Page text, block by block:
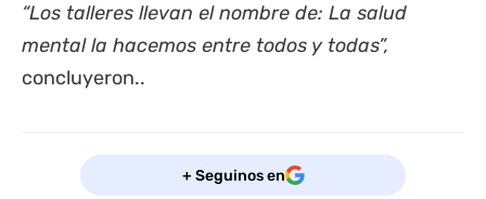
“Los talleres llevan el nombre de: La salud
mental la hacemos entre todos y todas”,
concluyeron..
+ Seguinos en